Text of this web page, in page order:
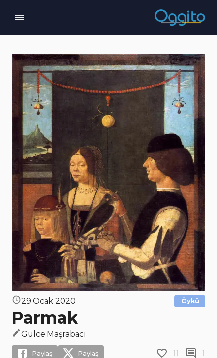
29 Ocak 2020 Öykü
Parmak
Gülce Maşrabacı
Paylaş Paylaş 11 1